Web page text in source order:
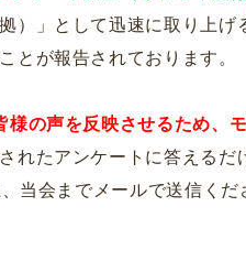
）」として迅速に取り上
とが報告されております。
様の声を反映させるため、
れたアンケートに答えるだ
当会までメールで送信くだ